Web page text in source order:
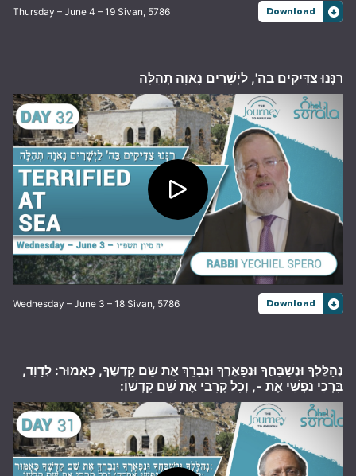
Thursday – June 4 – 19 Sivan, 5786 Download
רַנְּנוּ צַדִּיקִים בַּה', לַיְשָׁרִים נָאוָה תְהִלָּה
Wednesday – June 3 – 18 Sivan, 5786 Download
נְהַלֶּלְךָ וּנְשַׁבֵּחֲךָ וּנְפָאֶרְךָ וּנְבָרֵךְ אֶת שֵׁם קָדְשֶׁךָ, כָּאָמוּר: לְדָוִד,
בָּרְכִי נַפְשִׁי אֶת -, וְכָל קְרָבַי אֶת שֵׁם קָדְשׁוֹ: